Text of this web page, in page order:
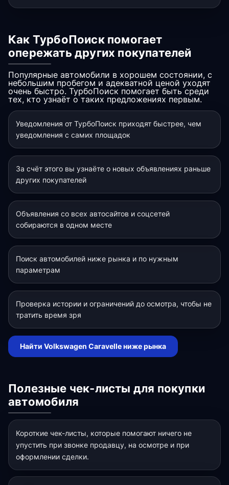
Как ТурбоПоиск помогает
опережать других покупателей
Популярные автомобили в хорошем состоянии, с
небольшим пробегом и адекватной ценой уходят
очень быстро. ТурбоПоиск помогает быть среди
тех, кто узнаёт о таких предложениях первым.
Уведомления от ТурбоПоиск приходят быстрее, чем
уведомления с самих площадок
За счёт этого вы узнаёте о новых объявлениях раньше
других покупателей
Объявления со всех автосайтов и соцсетей
собираются в одном месте
Поиск автомобилей ниже рынка и по нужным
параметрам
Проверка истории и ограничений до осмотра, чтобы не
тратить время зря
Найти Volkswagen Caravelle ниже рынка
Полезные чек-листы для покупки
автомобиля
Короткие чек-листы, которые помогают ничего не
упустить при звонке продавцу, на осмотре и при
оформлении сделки.